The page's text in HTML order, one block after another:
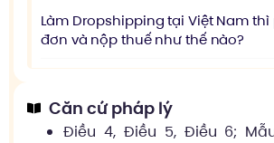
Làm Dropshipping tại Việt Nam
đơn và nộp thuế như thế nào?
Căn cứ pháp lý
Điều 4, Điều 5, Điều 6;